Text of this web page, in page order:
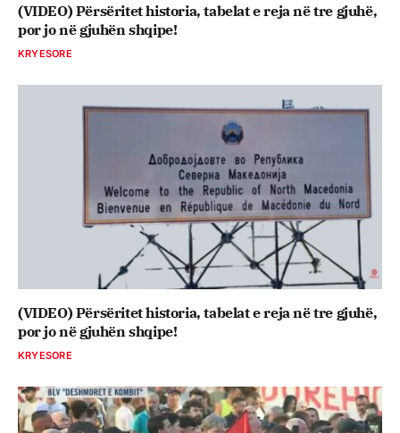
(VIDEO) Përsëritet historia, tabelat e reja në tre gjuhë,
por jo në gjuhën shqipe!
KRYESORE
(VIDEO) Përsëritet historia, tabelat e reja në tre gjuhë,
por jo në gjuhën shqipe!
KRYESORE